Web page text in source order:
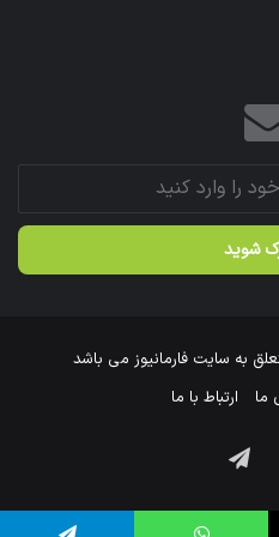
به سایت فارمانیوز می باشد
ما ارتباط با ما
اینستاگرام